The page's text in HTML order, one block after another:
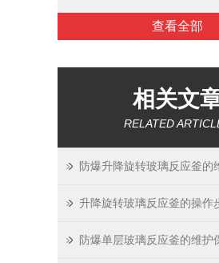
查看全部
相关文
RELATED
升降旋转玻璃反应釜的操作
防爆单层玻璃反应釜的维护